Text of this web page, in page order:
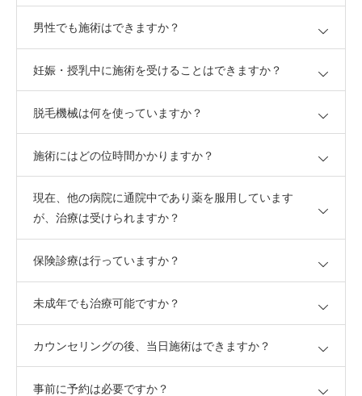
男性でも施術はできますか？
妊娠・授乳中に施術を受けることはできますか？
脱毛機械は何を使っていますか？
施術にはどの位時間かかりますか？
現在、他の病院に通院中であり薬を服用しています
が、治療は受けられますか？
保険診療は行っていますか？
未成年でも治療可能ですか？
カウンセリングの後、当日施術はできますか？
事前に予約は必要ですか？